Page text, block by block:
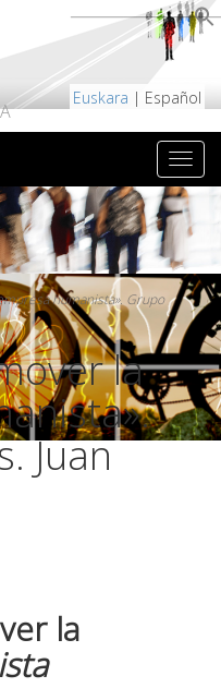
Euskara | Español
humanista». Grupo
la
Juan
la